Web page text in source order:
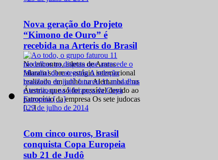
Nova geração do Projeto
“Kimono de Ouro” é
recebida na Arteris do Brasil
No encontro, atletas de Araras
falaram sobre o estágio internacional
realizado em junho na Alemanha e na
Áustria, que só foi possível devido ao
patrocínio da empresa Os sete judocas
[…]
029 de julho de 2014
Com cinco ouros, Brasil
conquista Copa Europeia
sub 21 de Judô